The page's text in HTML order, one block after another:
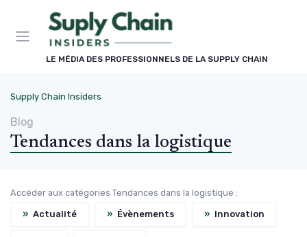
LE MÉDIA DES PROFESSIONNELS DE LA SUPPLY CHAIN
Supply Chain Insiders
Blog
Tendances dans la logistique
Accéder aux catégories Tendances dans la logistique :
» Actualité » Évènements » Innovation
Panneau de gestion des cookies